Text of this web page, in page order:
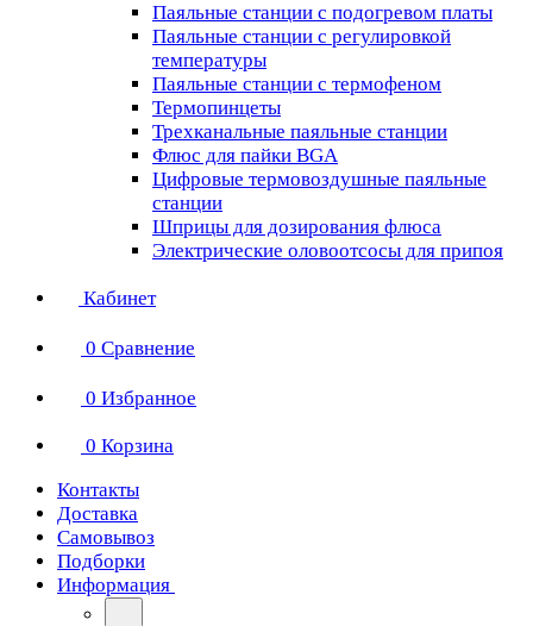
Паяльные станции с подогревом платы
Паяльные станции с регулировкой
температуры
Паяльные станции с термофеном
Термопинцеты
Трехканальные паяльные станции
Флюс для пайки BGA
Цифровые термовоздушные паяльные
станции
Шприцы для дозирования флюса
Электрические оловоотсосы для припоя
Кабинет
0 Сравнение
0 Избранное
0 Корзина
Контакты
Доставка
Самовывоз
Подборки
Информация